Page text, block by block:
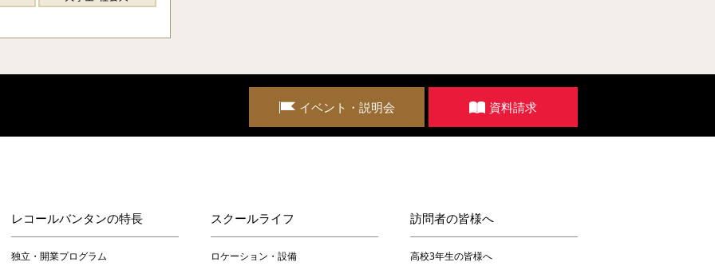
イベント・説明会 資料請求
レコールバンタンの特長
独立・開業プログラム
スクールライフ
ロケーション・設備
訪問者の皆様へ
高校3年生の皆様へ